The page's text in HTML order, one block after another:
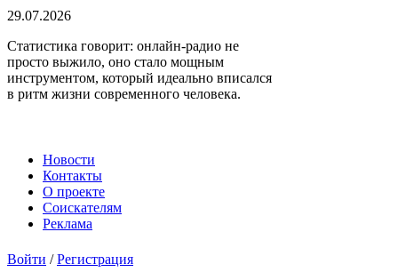
29.07.2026
Статистика говорит: онлайн-радио не
просто выжило, оно стало мощным
инструментом, который идеально вписался
в ритм жизни современного человека.
Новости
Контакты
О проекте
Соискателям
Реклама
Войти /Регистрация